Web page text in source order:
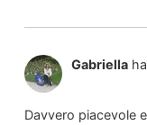
Gabriella
Davvero piacevole